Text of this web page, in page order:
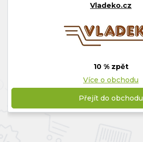
Vladeko.cz
10 % zpět
Více o obchodu
Přejít do obchodu